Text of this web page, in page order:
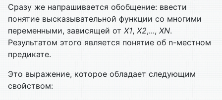
Сразу же напрашивается обобщение: ввести
понятие высказыва­тельной функции со многими
переменными, зависящей от Х1, Х2,..., ХN.
Результатом этого является понятие об n-местном
предикате.
Это выражение, которое обладает следующим
свойством: